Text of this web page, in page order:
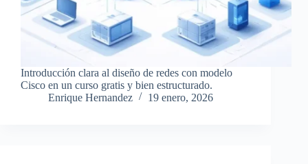
Introducción clara al diseño de redes con modelo
Cisco en un curso gratis y bien estructurado.
Enrique Hernandez
19 enero, 2026